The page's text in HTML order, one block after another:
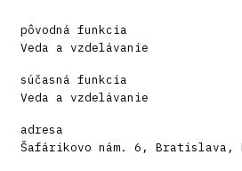
pôvodná funkcia
Veda a vzdelávanie
súčasná funkcia
Veda a vzdelávanie
adresa
Šafárikovo nám. 6,